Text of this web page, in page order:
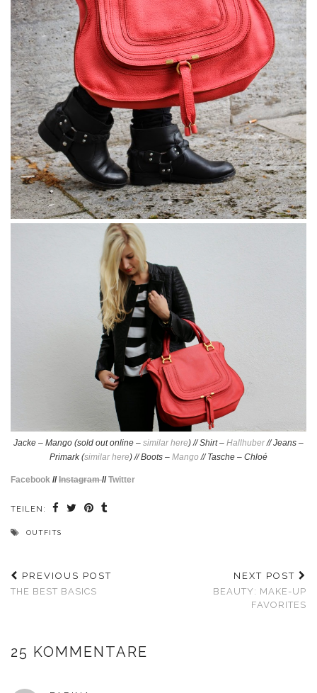
Jacke – Mango (sold out online – similar here) // Shirt – Hallhuber// Jeans –
Primark (similar here) // Boots – Mango // Tasche – Chloé
Facebook //Instagram//Twitter
TEILEN:
OUTFITS
PREVIOUS POST
THE BEST BASICS
NEXT POST
BEAUTY: MAKE-UP
FAVORITES
25 KOMMENTARE